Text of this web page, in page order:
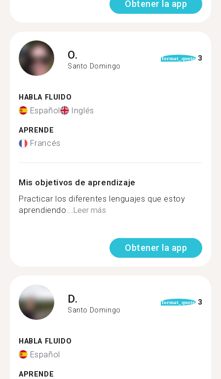
Obtener la app
O.
Santo Domingo
format_quote 3
HABLA FLUIDO
Español Inglés
APRENDE
Francés
Mis objetivos de aprendizaje
Practicar los diferentes lenguajes que estoy
aprendiendo...Leer más
Obtener la app
D.
Santo Domingo
format_quote 3
HABLA FLUIDO
Español
APRENDE